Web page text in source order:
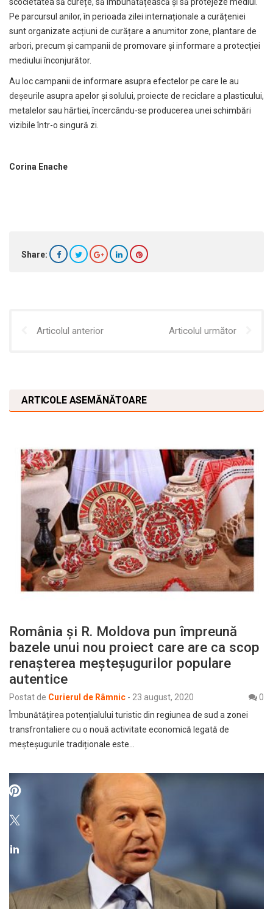
Pe parcursul anilor, în perioada zilei internaționale a curățeniei
sunt organizate acțiuni de curățare a anumitor zone, plantare de
arbori, precum și campanii de promovare și informare a protecției
mediului înconjurător.
Au loc campanii de informare asupra efectelor pe care le au
deşeurile asupra apelor şi solului, proiecte de reciclare a plasticului,
metalelor sau hârtiei, încercându-se producerea unei schimbări
vizibile într-o singură zi.
Corina Enache
Share:
Articolul anterior Articolul următor
ARTICOLE ASEMĂNĂTOARE
România și R. Moldova pun împreună
bazele unui nou proiect care are ca scop
renașterea meșteșugurilor populare
autentice
Postat de Curierul de Râmnic - 23 august, 2020
0
Îmbunătățirea potențialului turistic din regiunea de sud a zonei
transfrontaliere cu o nouă activitate economică legată de
meșteșugurile tradiționale este…